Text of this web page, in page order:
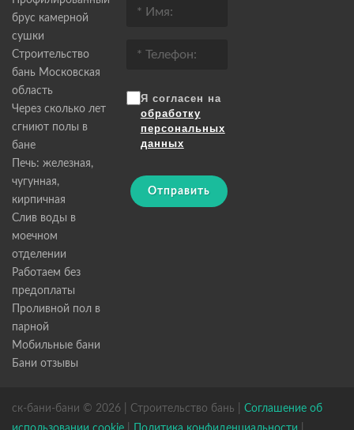
брус камерной
сушки
Строительство
бань Московская
область
Через сколько лет
сгниют полы в
бане
Печь: железная,
чугунная,
кирпичная
Слив воды в
моечном
отделении
Работаем без
предоплаты
Проливной пол в
парной
Мобильные бани
Бани отзывы
Я согласен на
обработку
персональных
данных
Отправить
ск-бани-бани © 2026 | Строительство бань | Соглашение об